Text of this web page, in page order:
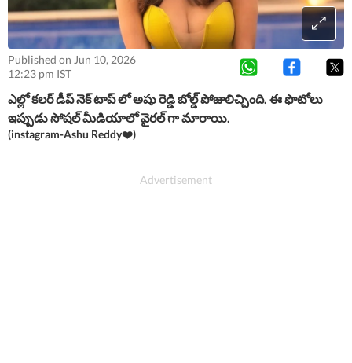
Published on Jun 10, 2026
12:23 pm IST
ఎల్లో కలర్ డీప్ నెక్ టాప్ లో అషు రెడ్డి బోల్డ్ పోజులిచ్చింది. ఈ ఫొటోలు
ఇప్పుడు సోషల్ మీడియాలో వైరల్ గా మారాయి.
(instagram-Ashu Reddy❤️)